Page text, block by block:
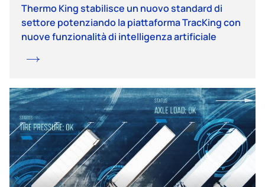
Thermo King stabilisce un nuovo standard di
settore potenziando la piattaforma TracKing con
nuove funzionalità di intelligenza artificiale